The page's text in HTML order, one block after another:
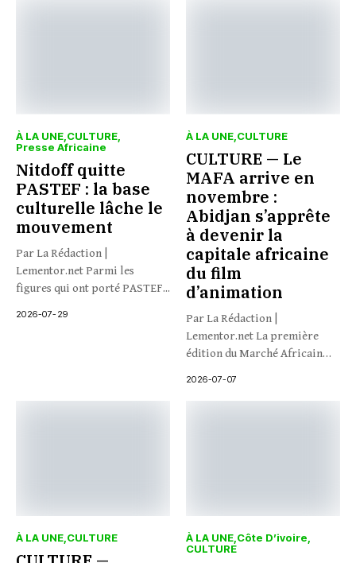
À LA UNE CULTURE
Presse Africaine
Nitdoff quitte
PASTEF : la base
culturelle lâche le
mouvement
Par La Rédaction |
Lementor.net Parmi les
figures qui ont porté PASTEF...
2026-07-29
À LA UNE CULTURE
CULTURE — Le
MAFA arrive en
novembre :
Abidjan s’apprête
à devenir la
capitale africaine
du film
d’animation
Par La Rédaction |
Lementor.net La première
édition du Marché Africain
2026-07-07
À LA UNE CULTURE À LA UNE Côte D’ivoire
CULTURE